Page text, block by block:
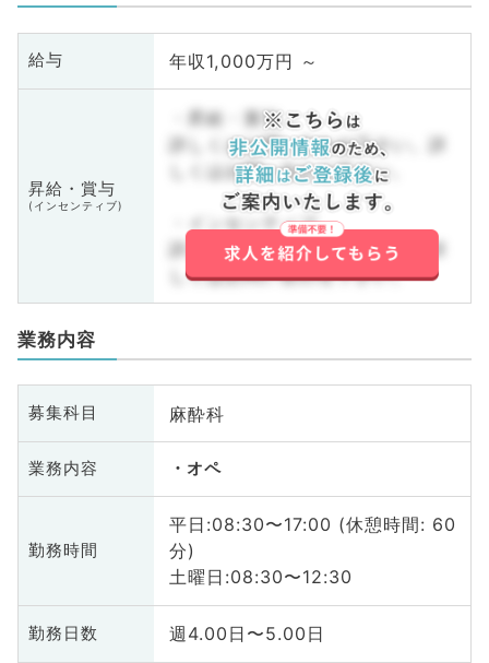
給与 年収1,000万円 ～
昇給・賞与
(インセンティブ)
・昇給・賞与
詳しくはお問い合わせ下さい。詳
しくはお問い合わせ下さい。
・インセンティブ
詳しくはお問い合わせ下さい。詳
しくはお問い合わせ下さい。
業務内容
募集科目 麻酔科
業務内容 オペ
勤務時間
平日:08:30〜17:00 (休憩時間: 60
分)
土曜日:08:30〜12:30
勤務日数 週4.00日〜5.00日